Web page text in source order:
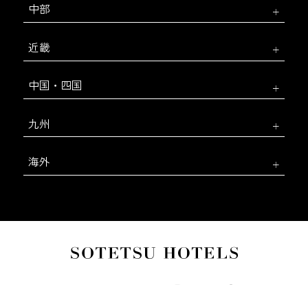
中部
近畿
中国・四国
九州
海外